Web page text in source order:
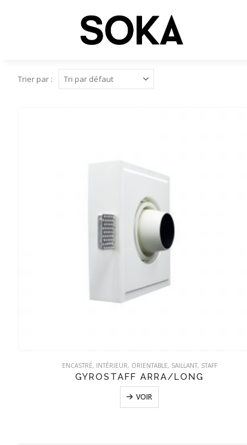
Trier par :
ENCASTRÉ, INTÉRIEUR, ORIENTABLE, SAILLANT, STAFF
GYROSTAFF ARRA/LONG
VOIR